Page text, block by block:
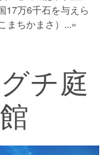
17万6千石を与えら
ちかまさ） ...»
チ庭